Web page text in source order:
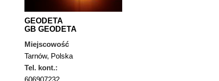
GEODETA
GB GEODETA
Miejscowość
Tarnów, Polska
Tel. kont.:
606907232